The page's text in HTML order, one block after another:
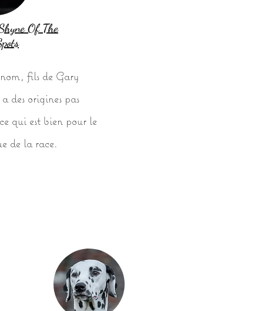
Of The
fils de Gary
des origines pas
qui est bien pour le
de la race.